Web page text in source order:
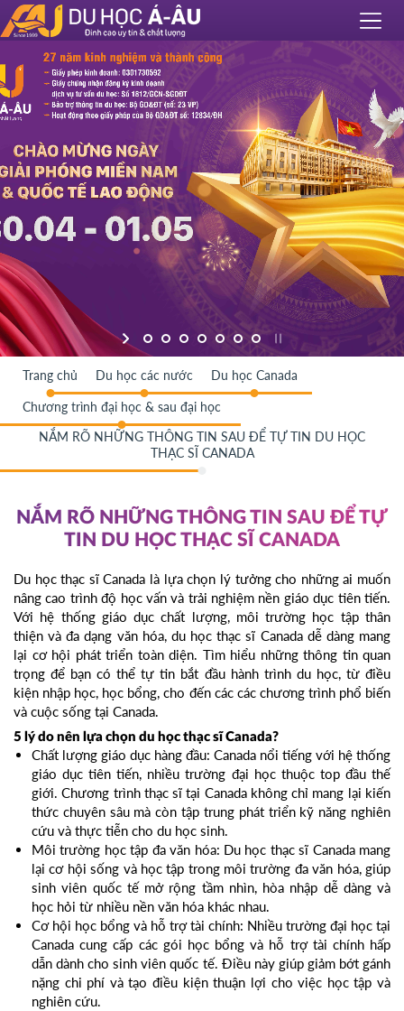
Trang chủ Du học các nước Du học Canada
Chương trình đại học & sau đại học
NẮM RÕ NHỮNG THÔNG TIN SAU ĐỂ TỰ TIN DU HỌC
THẠC SĨ CANADA
NẮM RÕ NHỮNG THÔNG TIN SAU ĐỂ TỰ
TIN DU HỌC THẠC SĨ CANADA
Du học thạc sĩ Canada là lựa chọn lý tưởng cho những ai muốn
nâng cao trình độ học vấn và trải nghiệm nền giáo dục tiên tiến.
Với hệ thống giáo dục chất lượng, môi trường học tập thân
thiện và đa dạng văn hóa, du học thạc sĩ Canada dễ dàng mang
lại cơ hội phát triển toàn diện. Tìm hiểu những thông tin quan
trọng để bạn có thể tự tin bắt đầu hành trình du học, từ điều
kiện nhập học, học bổng, cho đến các các chương trình phổ biến
và cuộc sống tại Canada.
5 lý do nên lựa chọn du học thạc sĩ Canada?
Chất lượng giáo dục hàng đầu: Canada nổi tiếng với hệ thống
giáo dục tiên tiến, nhiều trường đại học thuộc top đầu thế
giới. Chương trình thạc sĩ tại Canada không chỉ mang lại kiến
thức chuyên sâu mà còn tập trung phát triển kỹ năng nghiên
cứu và thực tiễn cho du học sinh.
Môi trường học tập đa văn hóa: Du học thạc sĩ Canada mang
lại cơ hội sống và học tập trong môi trường đa văn hóa, giúp
sinh viên quốc tế mở rộng tầm nhìn, hòa nhập dễ dàng và
học hỏi từ nhiều nền văn hóa khác nhau.
Cơ hội học bổng và hỗ trợ tài chính: Nhiều trường đại học tại
Canada cung cấp các gói học bổng và hỗ trợ tài chính hấp
dẫn dành cho sinh viên quốc tế. Điều này giúp giảm bớt gánh
nặng chi phí và tạo điều kiện thuận lợi cho việc học tập và
nghiên cứu.